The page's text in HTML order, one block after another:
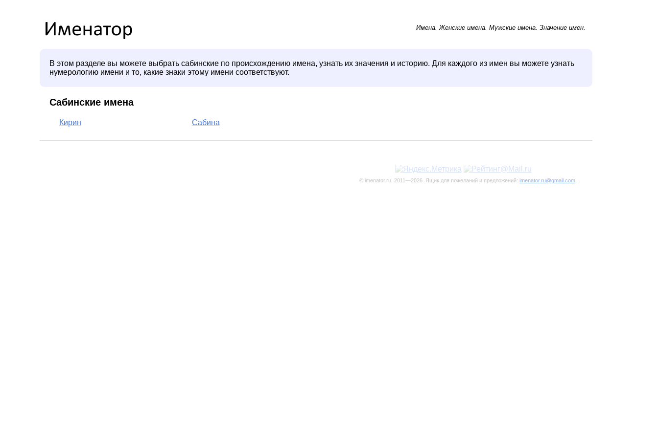
Имена.Женские имена.Мужские имена. Значение имен.
В этом разделе вы можете выбрать сабинские по происхождению имена, узнать их значения и историю. Для каждого из имен вы можете узнать
нумерологию имени и то, какие знаки этому имени соответствуют.
Сабинские имена
Кирин Сабина
© imenator.ru, 2011—2026. Ящик для пожеланий и предложений: imenator.ru@gmail.com.